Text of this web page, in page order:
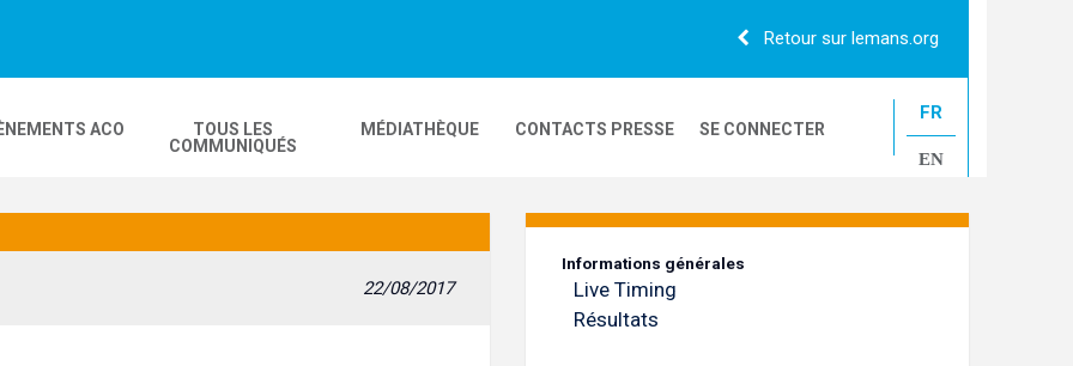
Retour sur lemans.org
ACO
24H CAMIONS
TOUS LES
COMMUNIQUÉS
MÉDIATHÈQUE CONTACTS PRESSE SE CONNECTER
FR
EN
22/08/2017
Informations générales
Live Timing
Résultats